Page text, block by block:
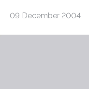
09 December 2004